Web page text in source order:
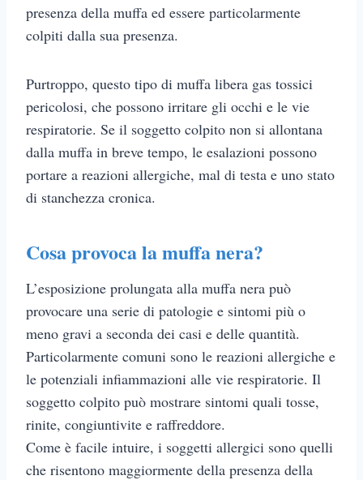
presenza della muffa ed essere particolarmente
colpiti dalla sua presenza.
Purtroppo, questo tipo di muffa libera gas tossici
pericolosi, che possono irritare gli occhi e le vie
respiratorie. Se il soggetto colpito non si allontana
dalla muffa in breve tempo, le esalazioni possono
portare a reazioni allergiche, mal di testa e uno stato
di stanchezza cronica.
Cosa provoca la muffa nera?
L’esposizione prolungata alla muffa nera può
provocare una serie di patologie e sintomi più o
meno gravi a seconda dei casi e delle quantità.
Particolarmente comuni sono le reazioni allergiche e
le potenziali infiammazioni alle vie respiratorie. Il
soggetto colpito può mostrare sintomi quali tosse,
rinite, congiuntivite e raffreddore.
Come è facile intuire, i soggetti allergici sono quelli
che risentono maggiormente della presenza della